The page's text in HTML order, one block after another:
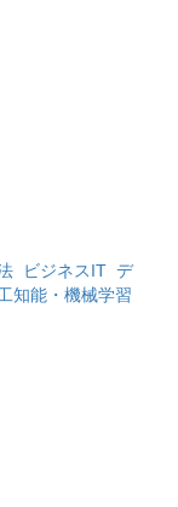
ビジネスIT デ
知能・機械学習